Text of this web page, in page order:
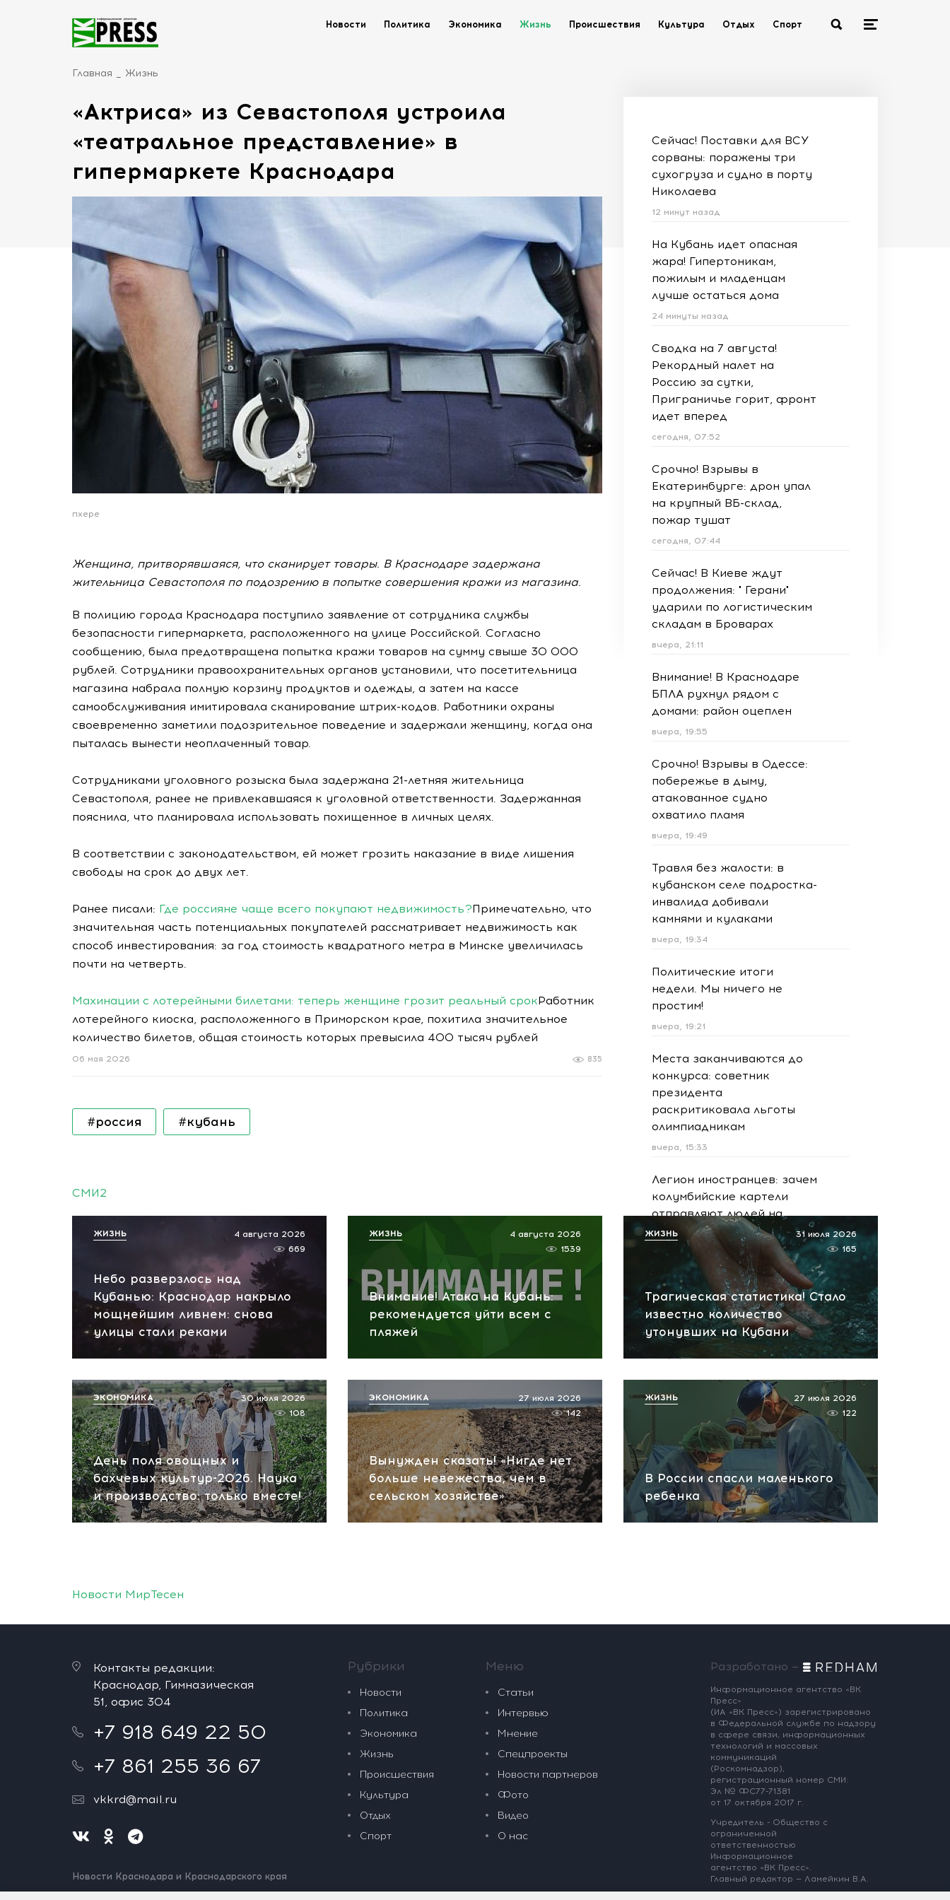
Новости Политика Экономика Жизнь Происшествия Культура Отдых Спорт
Главная Жизнь
«Актриса» из Севастополя устроила
«театральное представление» в
гипермаркете Краснодара
пхере
Женщина, притворявшаяся, что сканирует товары. В Краснодаре задержана
жительница Севастополя по подозрению в попытке совершения кражи из магазина.
В полицию города Краснодара поступило заявление от сотрудника службы
безопасности гипермаркета, расположенного на улице Российской. Согласно
сообщению, была предотвращена попытка кражи товаров на сумму свыше 30 000
рублей. Сотрудники правоохранительных органов установили, что посетительница
магазина набрала полную корзину продуктов и одежды, а затем на кассе
самообслуживания имитировала сканирование штрих-кодов. Работники охраны
своевременно заметили подозрительное поведение и задержали женщину, когда она
пыталась вынести неоплаченный товар.
Сотрудниками уголовного розыска была задержана 21-летняя жительница
Севастополя, ранее не привлекавшаяся к уголовной ответственности. Задержанная
пояснила, что планировала использовать похищенное в личных целях.
В соответствии с законодательством, ей может грозить наказание в виде лишения
свободы на срок до двух лет.
Ранее писали: Где россияне чаще всего покупают недвижимость?Примечательно, что
значительная часть потенциальных покупателей рассматривает недвижимость как
способ инвестирования: за год стоимость квадратного метра в Минске увеличилась
почти на четверть.
Махинации с лотерейными билетами: теперь женщине грозит реальный срокРаботник
лотерейного киоска, расположенного в Приморском крае, похитила значительное
количество билетов, общая стоимость которых превысила 400 тысяч рублей
835
06 мая 2026
#россия #кубань
Сейчас! Поставки для ВСУ
сорваны: поражены три
сухогруза и судно в порту
Николаева
12 минут назад
На Кубань идет опасная
жара! Гипертоникам,
пожилым и младенцам
лучше остаться дома
24 минуты назад
Сводка на 7 августа!
Рекордный налет на
Россию за сутки,
Приграничье горит, фронт
идет вперед
сегодня, 07:52
Срочно! Взрывы в
Екатеринбурге: дрон упал
на крупный ВБ-склад,
пожар тушат
сегодня, 07:44
Сейчас! В Киеве ждут
продолжения: " Герани"
ударили по логистическим
складам в Броварах
вчера, 21:11
Внимание! В Краснодаре
БПЛА рухнул рядом с
домами: район оцеплен
вчера, 19:55
Срочно! Взрывы в Одессе:
побережье в дыму,
атакованное судно
охватило пламя
вчера, 19:49
Травля без жалости: в
кубанском селе подростка-
инвалида добивали
камнями и кулаками
вчера, 19:34
Политические итоги
недели. Мы ничего не
простим!
вчера, 19:21
Места заканчиваются до
конкурса: советник
президента
раскритиковала льготы
олимпиадникам
вчера, 15:33
Легион иностранцев: зачем
колумбийские картели
отправляют людей на
Украину
вчера, 15:26
Массовый интернет-сбой
накрыл Россию:
пользователи теряют
доступ к сервисам
вчера, 14:06
СМИ2
Небо разверзлось над
Кубанью: Краснодар накрыло
мощнейшим ливнем: снова
улицы стали реками
4 августа 2026
669
ЖИЗНЬ
Внимание! Атака на Кубань:
рекомендуется уйти всем с
пляжей
4 августа 2026
1539
ЖИЗНЬ
Трагическая статистика! Стало
известно количество
утонувших на Кубани
31 июля 2026
165
ЖИЗНЬ
День поля овощных и
бахчевых культур-2026. Наука
и производство: только вместе!
30 июля 2026
108
ЭКОНОМИКА
Вынужден сказать! «Нигде нет
больше невежества, чем в
сельском хозяйстве»
27 июля 2026
142
ЭКОНОМИКА
В России спасли маленького
ребенка
27 июля 2026
122
ЖИЗНЬ
Новости МирТесен
Контакты редакции:
Краснодар, Гимназическая
51, офис 304
+7 918 649 22 50
+7 861 255 36 67
vkkrd@mail.ru
Новости Краснодара и Краснодарского края
Нашли ошибку? Выделите и нажмите Ctrl+Enter.
Рубрики
Новости
Политика
Экономика
Жизнь
Происшествия
Культура
Отдых
Спорт
Меню
Статьи
Интервью
Мнение
Спецпроекты
Новости партнеров
Фото
Видео
О нас
Разработано —
Информационное агентство «ВК
Пресс»
(ИА «ВК Пресс») зарегистрировано
в Федеральной службе по надзору
в сфере связи, информационных
технологий и массовых
коммуникаций
(Роскомнадзор),
регистрационный номер СМИ:
Эл № ФС77-71381
от 17 октября 2017 г.
Учредитель - Общество с
ограниченной
ответственностью
Информационное
агентство «ВК Пресс».
Главный редактор — Ламейкин В.А.